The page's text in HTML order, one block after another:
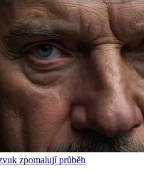
zpomalují průběh